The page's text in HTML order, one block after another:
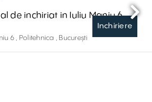
Inchiriere
de inchiriat in Iuliu Maniu 6,
6 , Politehnica , București